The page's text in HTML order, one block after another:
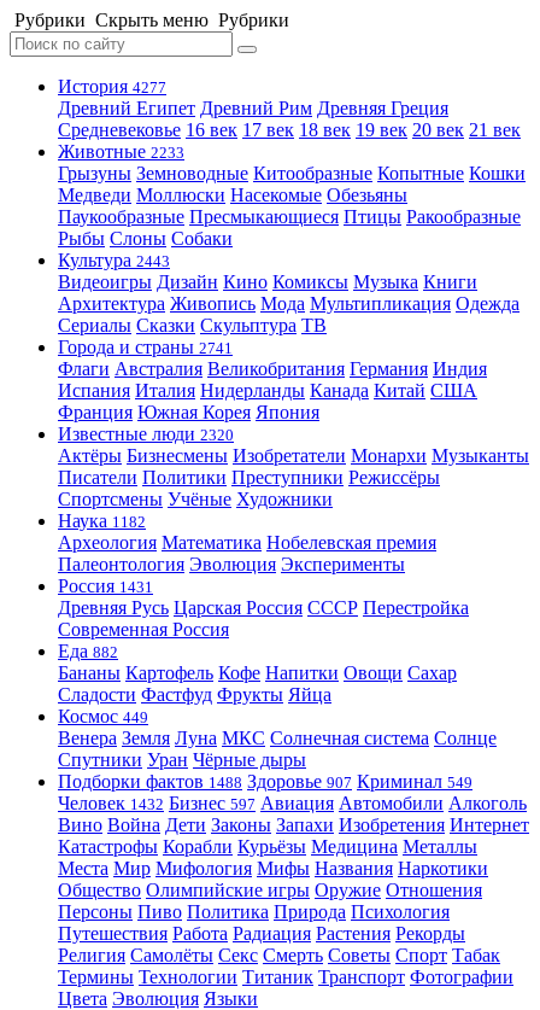
Рубрики Скрыть меню Рубрики
История 4277
Древний Египет Древний Рим Древняя Греция
Средневековье 16 век 17 век 18 век 19 век 20 век 21 век
Животные 2233
Грызуны Земноводные Китообразные Копытные Кошки
Медведи Моллюски Насекомые Обезьяны
Паукообразные Пресмыкающиеся Птицы Ракообразные
Рыбы Слоны Собаки
Культура 2443
Видеоигры Дизайн Кино Комиксы Музыка Книги
Архитектура Живопись Мода Мультипликация Одежда
Сериалы Сказки Скульптура ТВ
Города и страны 2741
Флаги Австралия Великобритания Германия Индия
Испания Италия Нидерланды Канада Китай США
Франция Южная Корея Япония
Известные люди 2320
Актёры Бизнесмены Изобретатели Монархи Музыканты
Писатели Политики Преступники Режиссёры
Спортсмены Учёные Художники
Наука 1182
Археология Математика Нобелевская премия
Палеонтология Эволюция Эксперименты
Россия 1431
Древняя Русь Царская Россия СССР Перестройка
Современная Россия
Еда 882
Бананы Картофель Кофе Напитки Овощи Сахар
Сладости Фастфуд Фрукты Яйца
Космос 449
Венера Земля Луна МКС Солнечная система Солнце
Спутники Уран Чёрные дыры
Подборки фактов 1488 Здоровье 907 Криминал 549
Человек 1432 Бизнес 597 Авиация Автомобили Алкоголь
Вино Война Дети Законы Запахи Изобретения Интернет
Катастрофы Корабли Курьёзы Медицина Металлы
Места Мир Мифология Мифы Названия Наркотики
Общество Олимпийские игры Оружие Отношения
Персоны Пиво Политика Природа Психология
Путешествия Работа Радиация Растения Рекорды
Религия Самолёты Секс Смерть Советы Спорт Табак
Термины Технологии Титаник Транспорт Фотографии
Цвета Эволюция Языки